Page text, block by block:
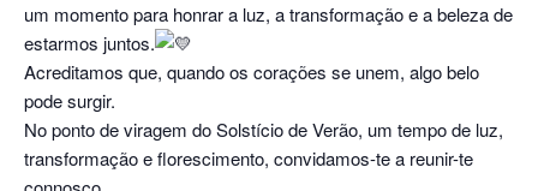
um momento para honrar a luz, a transformação e a beleza de
estarmos juntos.
Acreditamos que, quando os corações se unem, algo belo
pode surgir.
No ponto de viragem do Solstício de Verão, um tempo de luz,
transformação e florescimento, convidamos-te a reunir-te